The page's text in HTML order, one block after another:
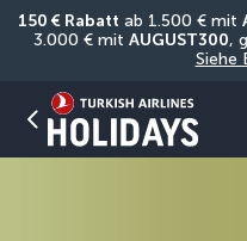
150 € Rabatt ab 1.500 € mit
3.000 € mit AUGUST300
Siehe